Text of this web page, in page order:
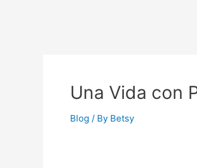
Una Vida con
Blog / By Betsy